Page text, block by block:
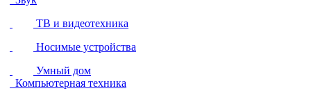
ТВ и видеотехника
Носимые устройства
Умный дом
Компьютерная техника